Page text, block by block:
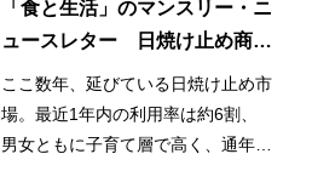
「食と生活」のマンスリー・ニ
ュースレター 日焼け止め商品
の利用率が3割増！ 日常的かつ
早期化・長期化する日焼け止め
市場
ここ数年、延びている日焼け止め市
場。最近1年内の利用率は約6割、
男女ともに子育て層で高く、通年利